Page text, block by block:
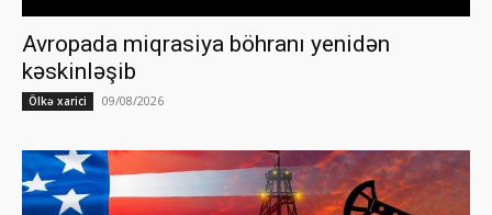
Avropada miqrasiya böhranı yenidən
kəskinləşib
Ölkə xarici 09/08/2026